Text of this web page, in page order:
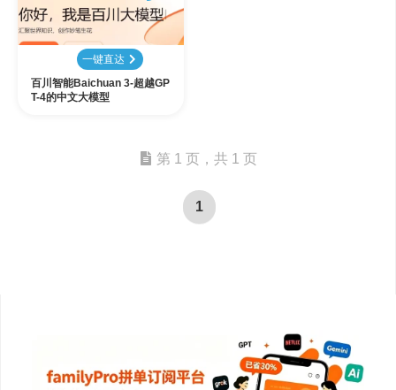
一键直达
百川智能Baichuan 3-超越GP
T-4的中文大模型
第 1 页，共 1 页
1